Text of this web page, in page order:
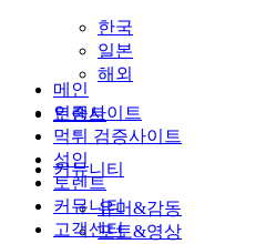
한국
일본
해외
토렌트
커뮤니티
유머&감동
포토&영상
메인
인증사이트
먹튀 검증사이트
성인
토렌트
커뮤니티
고객센터